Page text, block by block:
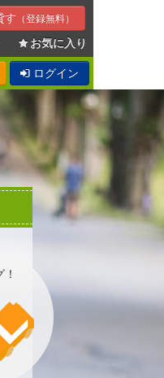
す （登録無料）
お気に入り
ログイン